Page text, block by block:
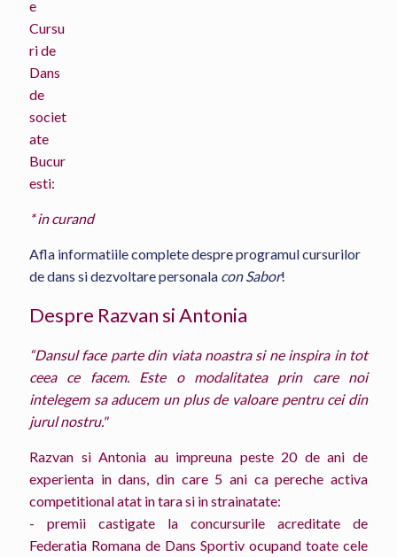
e
Cursu
ri de
Dans
de
societ
ate
Bucur
esti:
* in curand
Afla informatiile complete despre programul cursurilor
de dans si dezvoltare personala con Sabor!
Despre Razvan si Antonia
“Dansul face parte din viata noastra si ne inspira in tot
ceea ce facem. Este o modalitatea prin care noi
intelegem sa aducem un plus de valoare pentru cei din
jurul nostru."
Razvan si Antonia au impreuna peste 20 de ani de
experienta in dans, din care 5 ani ca pereche activa
competitional atat in tara si in strainatate:
- premii castigate la concursurile acreditate de
Federatia Romana de Dans Sportiv ocupand toate cele